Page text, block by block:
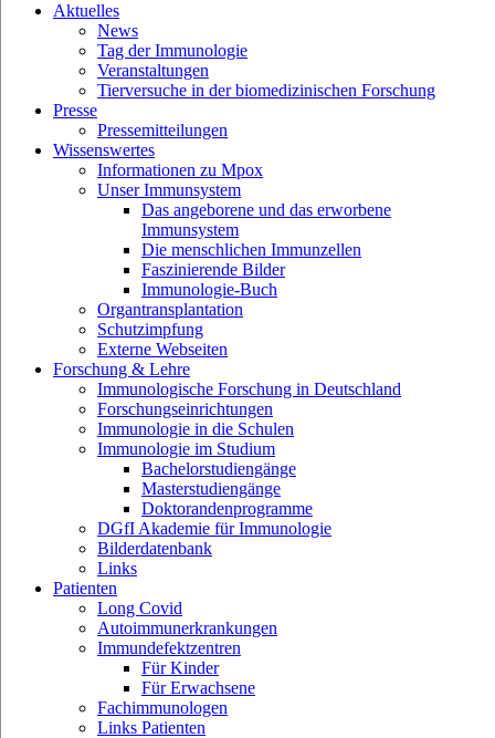
Aktuelles
News
Tag der Immunologie
Veranstaltungen
Tierversuche in der biomedizinischen Forschung
Presse
Pressemitteilungen
Wissenswertes
Informationen zu Mpox
Unser Immunsystem
Das angeborene und das erworbene
Immunsystem
Die menschlichen Immunzellen
Faszinierende Bilder
Immunologie-Buch
Organtransplantation
Schutzimpfung
Externe Webseiten
Forschung & Lehre
Immunologische Forschung in Deutschland
Forschungseinrichtungen
Immunologie in die Schulen
Immunologie im Studium
Bachelorstudiengänge
Masterstudiengänge
Doktorandenprogramme
DGfI Akademie für Immunologie
Bilderdatenbank
Links
Patienten
Long Covid
Autoimmunerkrankungen
Immundefektzentren
Für Kinder
Für Erwachsene
Fachimmunologen
Links Patienten